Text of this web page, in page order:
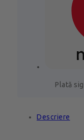
Plată
Descriere